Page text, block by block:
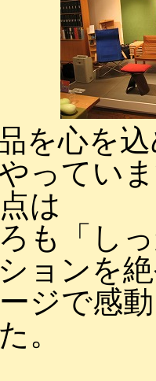
を心を
ってい
は
も「し
ョンを
ジで感
。